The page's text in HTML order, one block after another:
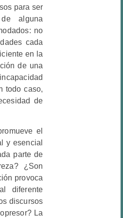
para ser
alguna
no
cada
en la
de una
todo caso,
de
el
y esencial
parte de
¿Son
provoca
diferente
discursos
La